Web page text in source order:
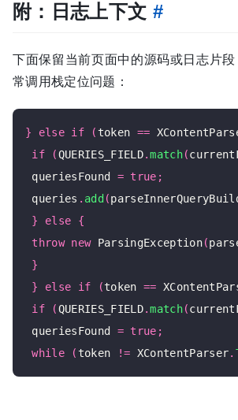
附：日志上下文 #
下面保留当前页面中的源码或日志片
常调用栈定位问题：
} else if ( token ==
if
(QUERIES_FIELD.match(
queriesFound = true ;
queries . add (
}
else
{
throw new ParsingException(
}
}
else if (token ==
if
(QUERIES_FIELD.match(
queriesFound = true ;
while
( token != XContentParser.